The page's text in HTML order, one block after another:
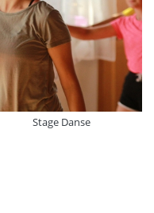
Stage Danse